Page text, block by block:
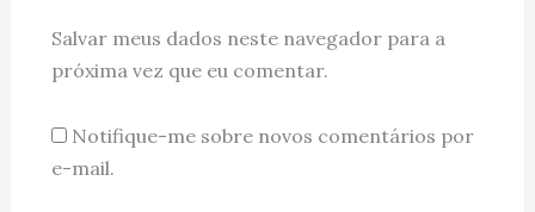
Salvar meus dados neste navegador para a
próxima vez que eu comentar.
Notifique-me sobre novos comentários por
e-mail.